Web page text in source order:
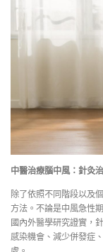
中醫治療腦中風：針灸
除了依照不同階段以及
方法。不論是中風急性
國內外醫學研究證實，
感染機會、減少併發症